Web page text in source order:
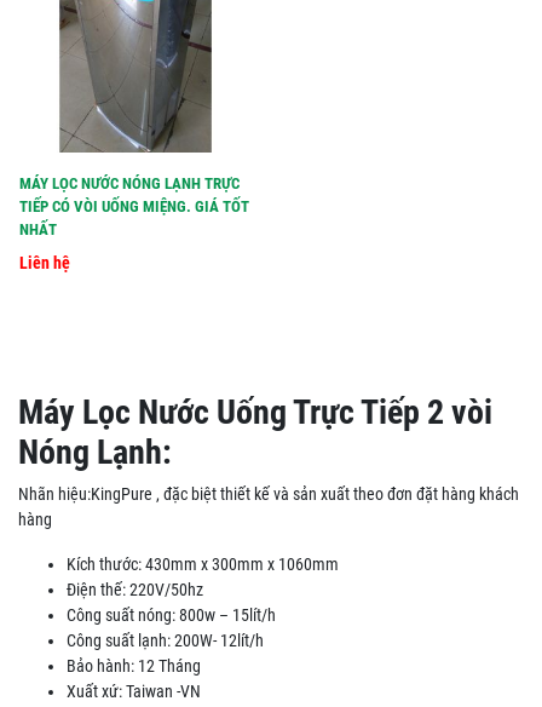
MÁY LỌC NƯỚC NÓNG LẠNH TRỰC
TIẾP CÓ VÒI UỐNG MIỆNG. GIÁ TỐT
NHẤT
Liên hệ
Máy Lọc Nước Uống Trực Tiếp 2 vòi
Nóng Lạnh:
Nhãn hiệu:KingPure , đặc biệt thiết kế và sản xuất theo đơn đặt hàng khách
hàng
Kích thước: 430mm x 300mm x 1060mm
Điện thế: 220V/50hz
Công suất nóng: 800w – 15lít/h
Công suất lạnh: 200W- 12lít/h
Bảo hành: 12 Tháng
Xuất xứ: Taiwan -VN